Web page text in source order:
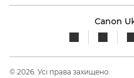
Canon
© 2026. Усі права захищено.